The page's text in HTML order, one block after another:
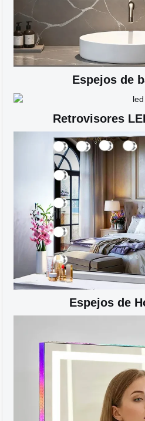
Espejos de
Retrovisores
Espejos de